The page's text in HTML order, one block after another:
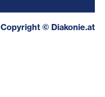
Copyright © Diakonie.at